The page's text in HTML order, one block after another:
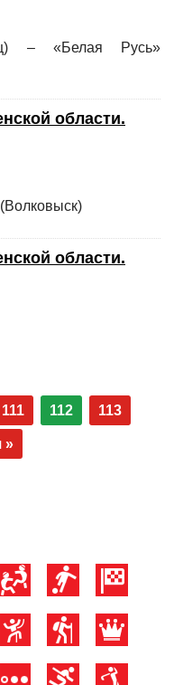
– «Белая Русь»
области.
области.
111 112 113
»